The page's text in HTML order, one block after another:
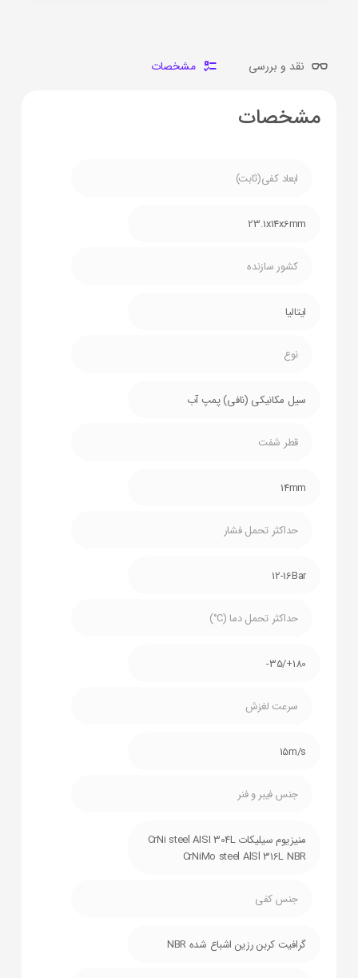
نقد و بررسی مشخصات
مشخصات
ابعاد کفی(ثابت)
23.1x14x6mm
کشور سازنده
ایتالیا
نوع
سیل مکانیکی (نافی) پمپ آب
قطر شفت
14mm
حداکثر تحمل فشار
12-16Bar
حداکثر تحمل دما (C°)
180+/35-
سرعت لغزش
15m/s
جنس فیبر و فنر
منیزیوم سیلیکات CrNi steel AISI 304L
CrNiMo steel AlSl 316L NBR
جنس کفی
گرافیت کربن رزین اشباع شده NBR